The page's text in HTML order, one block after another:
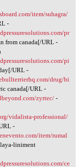
item/suhagra/
-
pr
from canada[/URL -
pi
URL -
drug/bi
canada[/URL -
zyrtec/-
vidalista-professional/
-
item/rumal
liniment
ce